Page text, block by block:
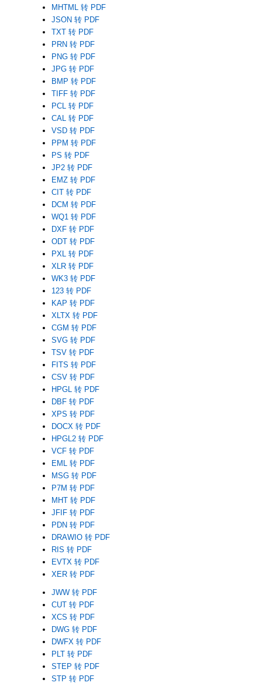
MHTML 转 PDF
JSON 转 PDF
TXT 转 PDF
PRN 转 PDF
PNG 转 PDF
JPG 转 PDF
BMP 转 PDF
TIFF 转 PDF
PCL 转 PDF
CAL 转 PDF
VSD 转 PDF
PPM 转 PDF
PS 转 PDF
JP2 转 PDF
EMZ 转 PDF
CIT 转 PDF
DCM 转 PDF
WQ1 转 PDF
DXF 转 PDF
ODT 转 PDF
PXL 转 PDF
XLR 转 PDF
WK3 转 PDF
123 转 PDF
KAP 转 PDF
XLTX 转 PDF
CGM 转 PDF
SVG 转 PDF
TSV 转 PDF
FITS 转 PDF
CSV 转 PDF
HPGL 转 PDF
DBF 转 PDF
XPS 转 PDF
DOCX 转 PDF
HPGL2 转 PDF
VCF 转 PDF
EML 转 PDF
MSG 转 PDF
P7M 转 PDF
MHT 转 PDF
JFIF 转 PDF
PDN 转 PDF
DRAWIO 转 PDF
RIS 转 PDF
EVTX 转 PDF
XER 转 PDF
JWW 转 PDF
CUT 转 PDF
XCS 转 PDF
DWG 转 PDF
DWFX 转 PDF
PLT 转 PDF
STEP 转 PDF
STP 转 PDF